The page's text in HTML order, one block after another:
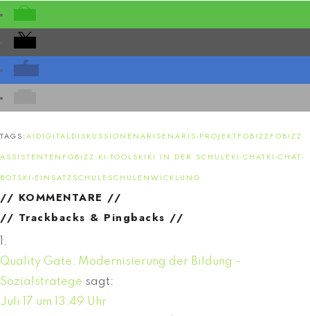
TAGS:AI DIGITALDISKUSSION ENARISENARIS-PROJEKTFOBIZZFOBIZZ
ASSISTENTEN FOBIZZ KI-TOOLSKI KI IN DER SCHULEKI-CHATKI-CHAT-
BOTSKI-EINSATZSCHULESCHULENWICKLUNG
// KOMMENTARE //
// Trackbacks & Pingbacks //
Quality Gate: Modernisierung der Bildung -
Sozialstratege sagt:
Juli 17 um 13:49 Uhr